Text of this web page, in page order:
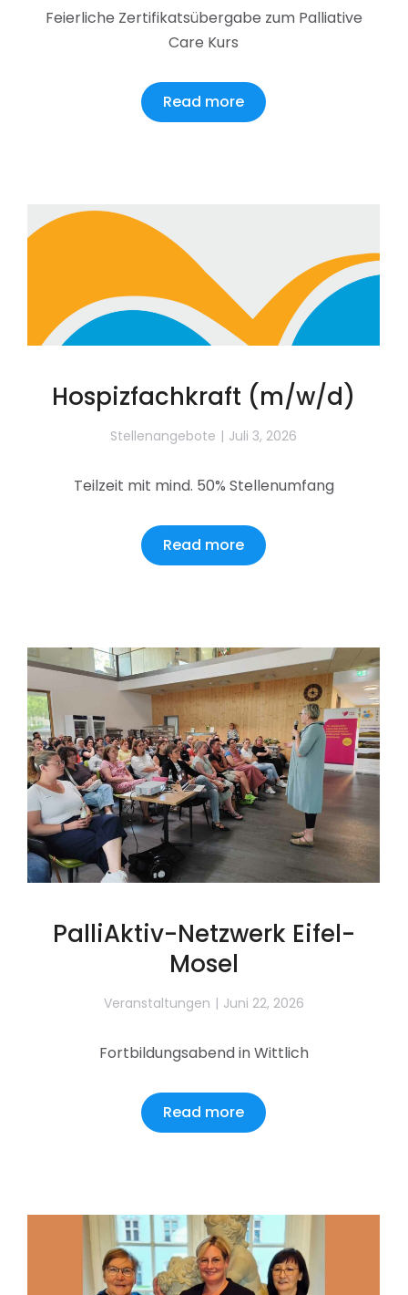
Feierliche Zertifikatsübergabe zum Palliative
Care Kurs
Read more
Hospizfachkraft (m/w/d)
Stellenangebote Juli 3, 2026
Teilzeit mit mind. 50% Stellenumfang
Read more
PalliAktiv-Netzwerk Eifel-
Mosel
Veranstaltungen Juni 22, 2026
Fortbildungsabend in Wittlich
Read more